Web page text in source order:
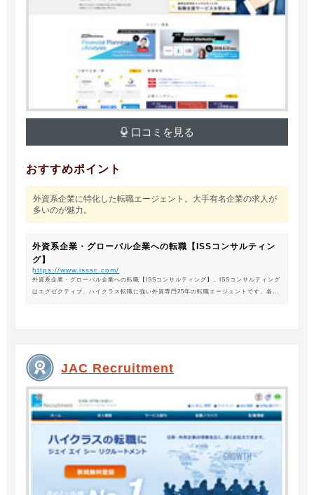
口コミを見る
おすすめポイント
外資系企業に特化した転職エージェント。大手有名企業の求人が
多いのが魅力。
外資系企業・グローバル企業への転職【ISSコンサルティン
グ】
https://www.isssc.com/
外資系企業・グローバル企業への転職【ISSコンサルティング】。ISSコンサルティング
はエグゼクティブ、ハイクラス転職に強い外資専門25年の転職エージェントです。各業
JAC Recruitment